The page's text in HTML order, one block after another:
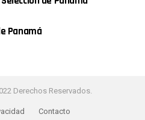
Panamá
Derechos Reservados.
Contacto